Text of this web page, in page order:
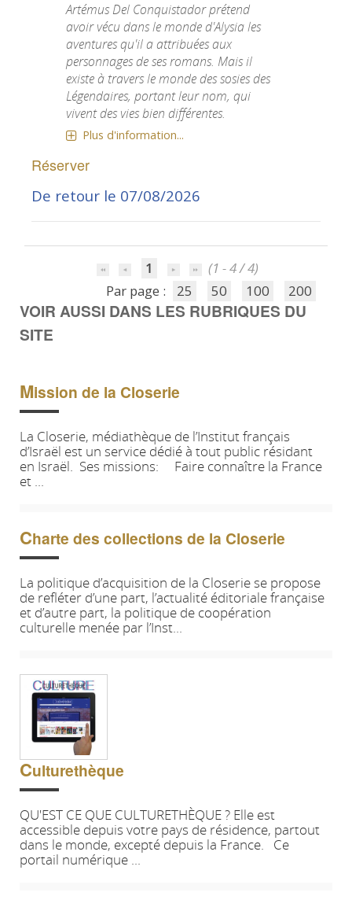
Artémus Del Conquistador prétend
avoir vécu dans le monde d'Alysia les
aventures qu'il a attribuées aux
personnages de ses romans. Mais il
existe à travers le monde des sosies des
Légendaires, portant leur nom, qui
vivent des vies bien différentes.
Plus d'information...
Réserver
De retour le 07/08/2026
1
(1 - 4 / 4)
Par page :
25 50 100 200
VOIR AUSSI DANS LES RUBRIQUES DU
SITE
Mission de la Closerie
La Closerie, médiathèque de l’Institut français
d’Israël est un service dédié à tout public résidant
en Israël. Ses missions: Faire connaître la France
et ...
Charte des collections de la Closerie
La politique d’acquisition de la Closerie se propose
de refléter d’une part, l’actualité éditoriale française
et d’autre part, la politique de coopération
culturelle menée par l’Inst...
Culturethèque
QU'EST CE QUE CULTURETHÈQUE ? Elle est
accessible depuis votre pays de résidence, partout
dans le monde, excepté depuis la France. Ce
portail numérique ...